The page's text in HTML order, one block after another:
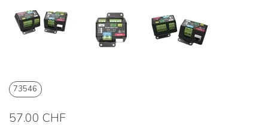
73546
57.00 CHF